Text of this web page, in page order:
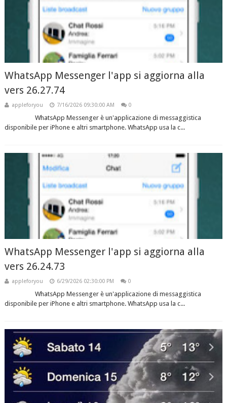
WhatsApp Messenger l'app si aggiorna alla
vers 26.27.74
appleforyou 7/16/2026 09:30:00 AM 0
WhatsApp Messenger è un'applicazione di messaggistica
disponibile per iPhone e altri smartphone. WhatsApp usa la c...
WhatsApp Messenger l'app si aggiorna alla
vers 26.24.73
appleforyou 6/29/2026 02:30:00 PM 0
WhatsApp Messenger è un'applicazione di messaggistica
disponibile per iPhone e altri smartphone. WhatsApp usa la c...